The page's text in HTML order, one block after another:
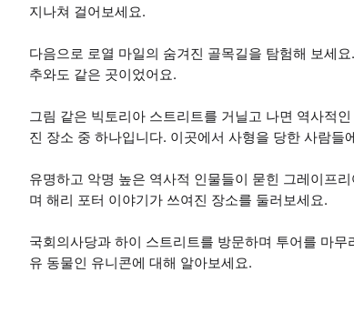
지나쳐 걸어보세요.
다음으로 로열 마일의 숨겨진 골목길을 탐험해 보세
추와도 같은 곳이었어요.
그림 같은 빅토리아 스트리트를 거닐고 나면 역사적
진 장소 중 하나입니다. 이곳에서 사형을 당한 사람들
유명하고 악명 높은 역사적 인물들이 묻힌 그레이프
며 해리 포터 이야기가 쓰여진 장소를 둘러보세요.
국회의사당과 하이 스트리트를 방문하며 투어를 마
유 동물인 유니콘에 대해 알아보세요.